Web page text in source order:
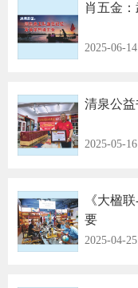
肖五金
2025-06-14
清泉公
2025-05-16
《大楹
要
2025-04-25